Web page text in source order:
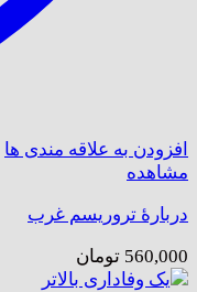
افزودن به علاقه مندی ها
مشاهده
دربارهٔ تروریسم غرب
560,000 تومان